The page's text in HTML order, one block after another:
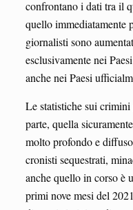
confrontano i dati tra il
quello immediatamente
giornalisti sono
esclusivamente nei
anche nei Paesi
Le statistiche sui
parte, quella
molto profondo e
cronisti sequestrati,
anche quello in corso è
primi nove mesi del